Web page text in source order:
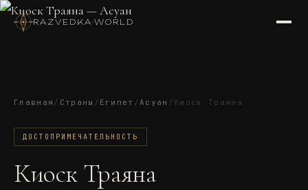
RAZVEDKA·WORLD
Главная / Страны / Египет /Асуан / Киоск Траяна
ДОСТОПРИМЕЧАТЕЛЬНОСТЬ
Киоск Траяна